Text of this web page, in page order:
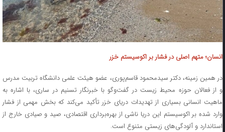
انسان؛ متهم اصلی در فشار بر اکوسیستم خزر
در همین زمینه، دکتر سیدمحمود قاسم‌پوری، عضو هیئت علمی دانشگاه تربیت مدرس
و از فعالان حوزه محیط زیست در گفت‌وگو با خبرنگار تسنیم در ساری، با اشاره به
ماهیت انسانی بسیاری از تهدیدات دریای خزر تأکید می‌کند که بخش مهمی از فشار
وارد شده بر اکوسیستم این دریا ناشی از بهره‌برداری اقتصادی، صید و صیادی خارج از
استاندارد و آلودگی‌های زیستی متنوع است.